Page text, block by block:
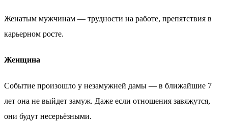
Женатым мужчинам — трудности на работе, препятствия в
карьерном росте.
Женщина
Событие произошло у незамужней дамы — в ближайшие 7
лет она не выйдет замуж. Даже если отношения завяжутся,
они будут несерьёзными.